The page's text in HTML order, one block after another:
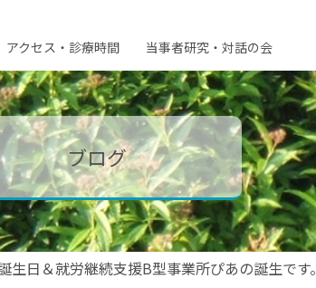
アクセス・ 診療時間 当事者研究・ 対話の会
ブログ
日＆就労継続支援B型事業所ぴあの誕生です。